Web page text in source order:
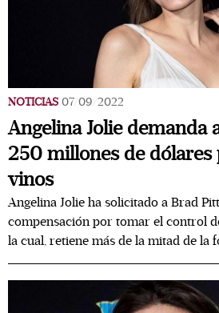
NOTICIAS 07/09/2022
Angelina Jolie demanda
250 millones de dólares
vinos
Angelina Jolie ha solicitado a Brad
compensación por tomar el control
la cual, retiene más de la mitad de la